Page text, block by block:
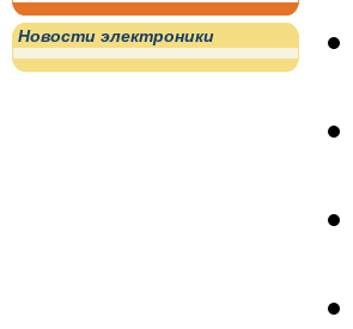
Новости электроники